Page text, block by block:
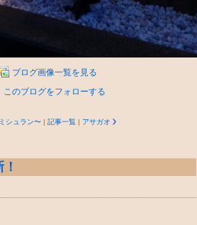
ブログ画像一覧を見る
このブログをフォローする
シュラン〜 | 記事一覧 | アサガオ